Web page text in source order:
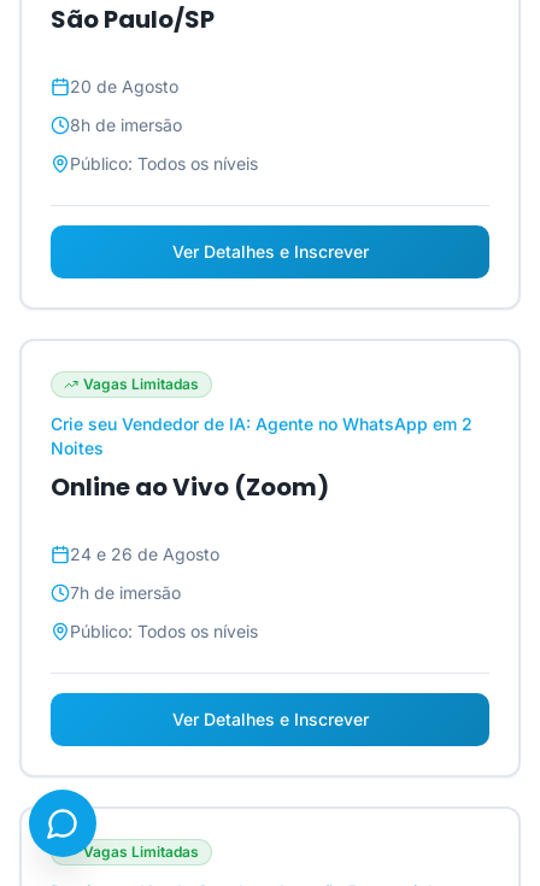
São Paulo/SP
20 de Agosto
8h de imersão
Público: Todos os níveis
Ver Detalhes e Inscrever
Vagas Limitadas
Crie seu Vendedor de IA: Agente no WhatsApp em 2
Noites
Online ao Vivo (Zoom)
24 e 26 de Agosto
7h de imersão
Público: Todos os níveis
Ver Detalhes e Inscrever
Vagas Limitadas